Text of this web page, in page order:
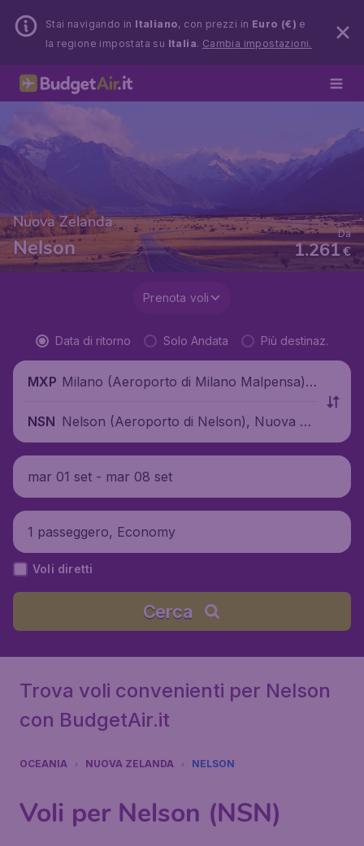
Stai navigando in Italiano, con prezzi in Euro (€) e
la regione impostata su Italia. Cambia impostazioni.
Nuova Zelanda
Nelson €
1.261
Da
Prenota voli
Data di ritorno Solo Andata Più destinaz.
MXP Milano (Aeroporto di Milano Malpensa),
NSN Nelson (Aeroporto di Nelson), Nuova Ze
landa
mar 01 set - mar 08 set
1 passeggero, Economy
Voli diretti
Cerca
Trova voli convenienti per Nelson
con BudgetAir.it
OCEANIA NUOVA ZELANDA NELSON
Voli per Nelson (NSN)